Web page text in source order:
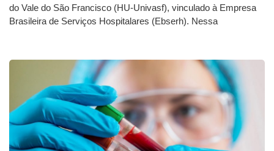
do Vale do São Francisco (HU-Univasf), vinculado à Empresa
Brasileira de Serviços Hospitalares (Ebserh). Nessa